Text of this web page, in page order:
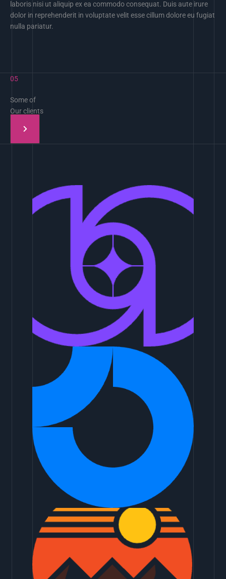
laboris nisi ut aliquip ex ea commodo consequat. Duis aute irure
dolor in reprehenderit in voluptate velit esse cillum dolore eu fugiat
nulla pariatur.
05
Some of
Our clients